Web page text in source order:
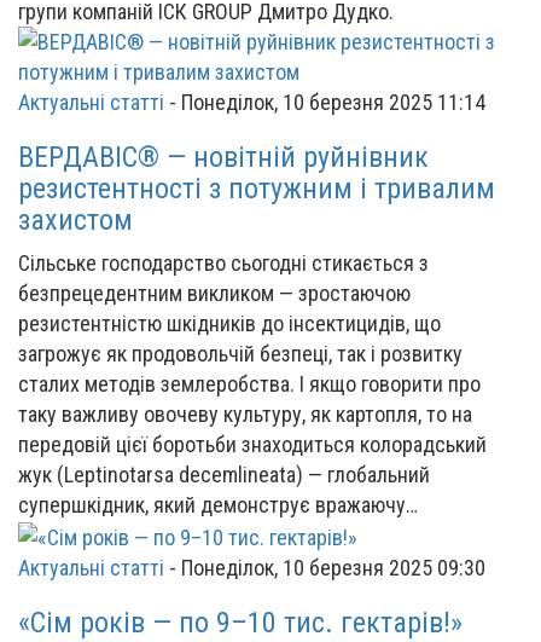
групи компаній ІСК GROUP Дмитро Дудко.
Актуальні статті - Понеділок, 10 березня 2025 11:14
ВЕРДАВІС® — новітній руйнівник
резистентності з потужним і тривалим
захистом
Сільське господарство сьогодні стикається з
безпрецедентним викликом — зростаючою
резистентністю шкідників до інсектицидів, що
загрожує як продовольчій безпеці, так і розвитку
сталих методів землеробства. І якщо говорити про
таку важливу овочеву культуру, як картопля, то на
передовій цієї боротьби знаходиться колорадський
жук (Leptinotarsa decemlineata) — глобальний
супершкідник, який демонструє вражаючу…
Актуальні статті - Понеділок, 10 березня 2025 09:30
«Сім років — по 9–10 тис. гектарів!»